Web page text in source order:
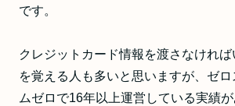
です。
クレジットカード情報を渡さなけれ
を覚える人も多いと思いますが、ゼ
ムゼロで16年以上運営している実績が